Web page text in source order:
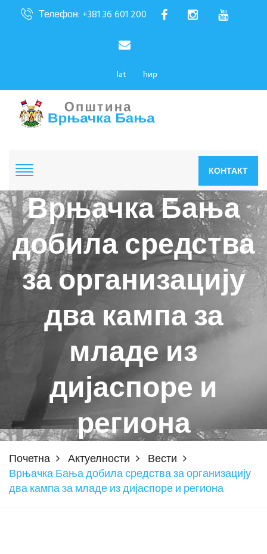
Телефон: +381 36 601 200
lat ћир
КОНТАКТ
Врњачка Бања
добила средства
за организацију
два кампа за
младе из
дијаспоре и
региона
Почетна Актуелности
Вести
Врњачка Бања добила средства за организацију
два кампа за младе из дијаспоре и региона